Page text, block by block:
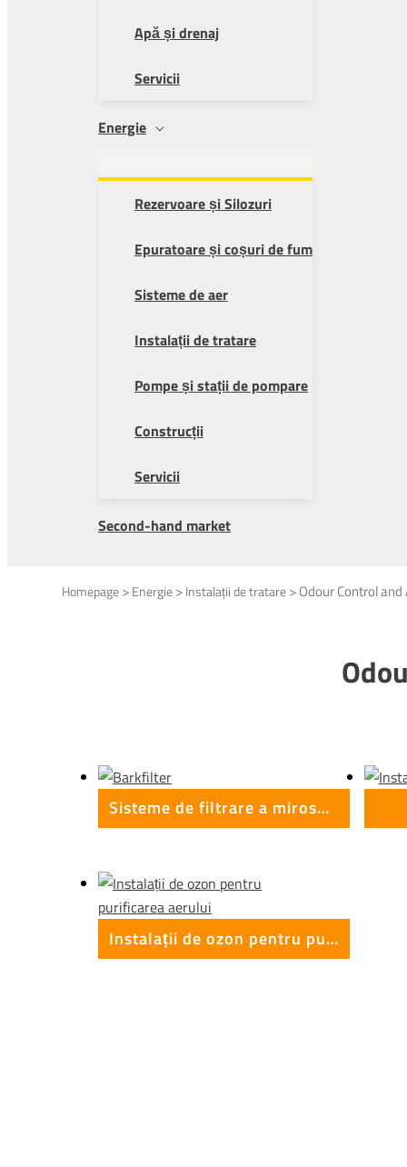
Apă și drenaj
Servicii
Energie
Rezervoare și Silozuri
Epuratoare și coșuri de fum
Sisteme de aer
Instalații de tratare
Pompe și stații de pompare
Construcții
Servicii
Second-hand market
Homepage > Energie > Instalații de tratare >Odour Control
Sisteme de filtrare a mirosului
Instalații de ozon pentru purificarea aerului